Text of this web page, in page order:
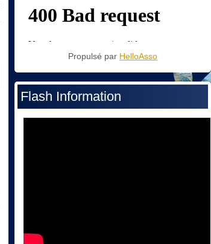
Propulsé par HelloAsso
Flash Information